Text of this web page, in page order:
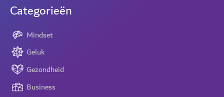
Categorieën
Mindset
Geluk
Gezondheid
Business